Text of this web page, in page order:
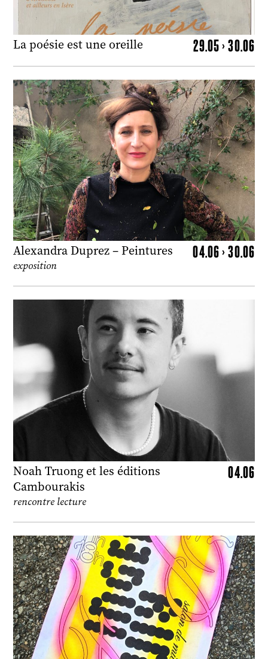
La poésie est une oreille 29.05 > 30.06
Alexandra Duprez – Peintures 04.06 > 30.06
exposition
Noah Truong et les éditions
Cambourakis
04.06
rencontre lecture